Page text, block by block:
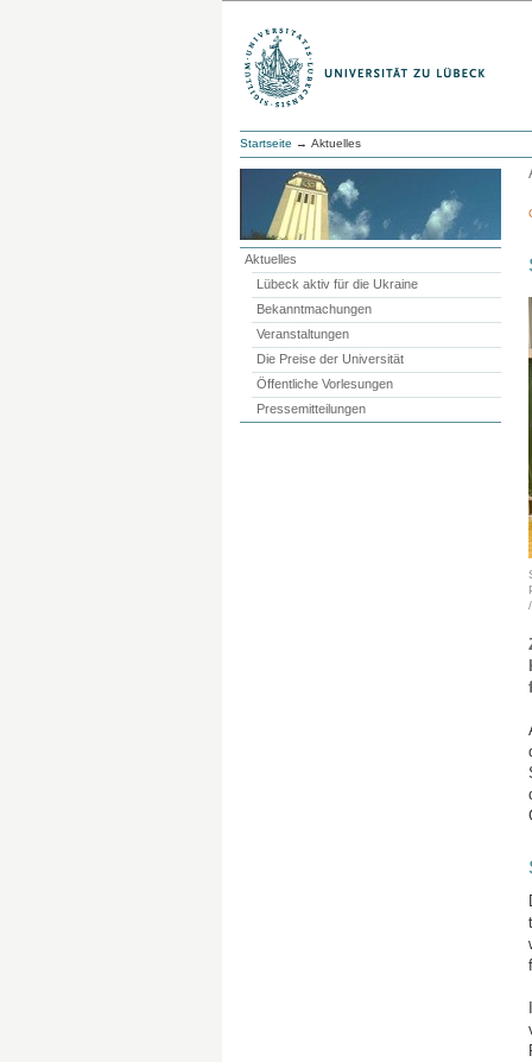
Startseite → Aktuelles
Aktuelles
Lübeck aktiv für die Ukraine
Bekanntmachungen
Veranstaltungen
Die Preise der Universität
Öffentliche Vorlesungen
Pressemitteilungen